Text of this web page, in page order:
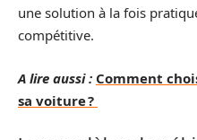
une solution à la fois
compétitive.
A lire aussi : Comment
sa voiture ?